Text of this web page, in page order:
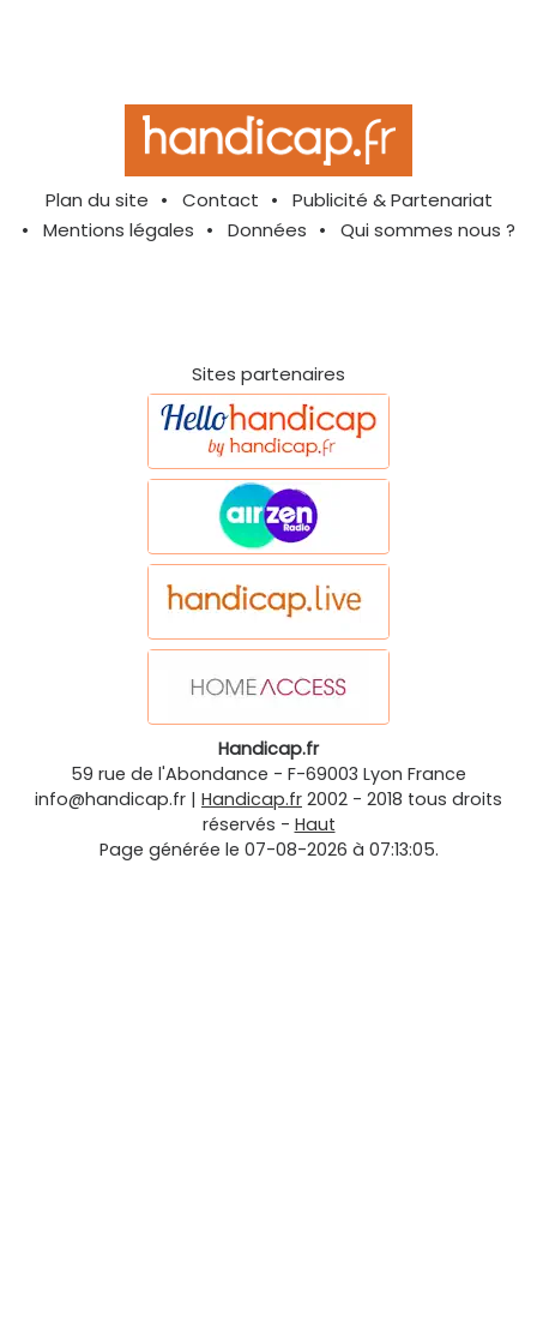
Plan du site Contact
Publicité & Partenariat
Mentions légales
Données Qui sommes nous ?
Sites partenaires
Handicap.fr
59 rue de l'Abondance - F-69003 Lyon France
info@handicap.fr | Handicap.fr 2002 - 2018 tous droits
réservés - Haut
Page générée le 07-08-2026 à 07:13:05.